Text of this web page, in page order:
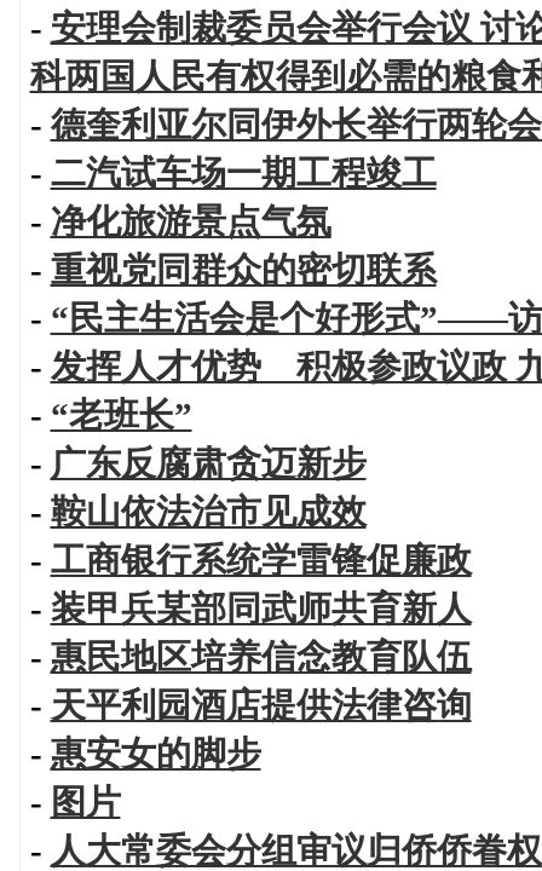
- 安理会制裁委员会举行会议 讨
科两国人民有权得到必需的粮食
- 德奎利亚尔同伊外长举行两轮
- 二汽试车场一期工程竣工
- 净化旅游景点气氛
- 重视党同群众的密切联系
- “民主生活会是个好形式”——
- 发挥人才优势 积极参政议政
- “老班长”
- 广东反腐肃贪迈新步
- 鞍山依法治市见成效
- 工商银行系统学雷锋促廉政
- 装甲兵某部同武师共育新人
- 惠民地区培养信念教育队伍
- 天平利园酒店提供法律咨询
- 惠安女的脚步
- 图片
- 人大常委会分组审议归侨侨眷